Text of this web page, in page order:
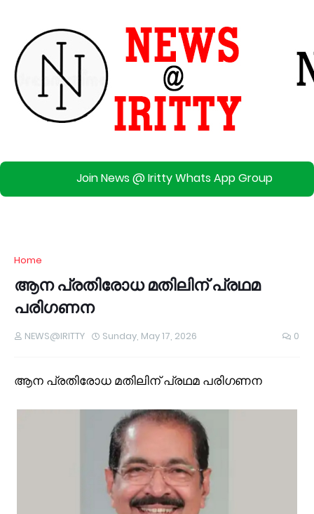
Join News @ Iritty Whats App Group
Home
ആന പ്രതിരോധ മതിലിന് പ്രഥമ
പരിഗണന
NEWS@IRITTY Sunday, May 17, 2026 0
ആന പ്രതിരോധ മതിലിന് പ്രഥമ പരിഗണന